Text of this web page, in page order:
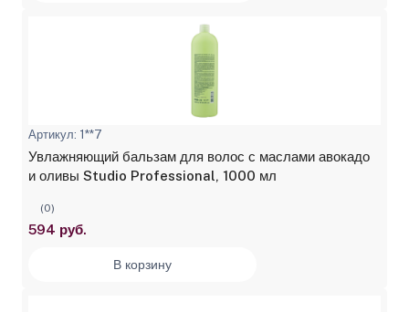
Артикул: 1**7
Увлажняющий бальзам для волос с маслами авокадо
и оливы Studio Professional, 1000 мл
(0)
594 руб.
В корзину